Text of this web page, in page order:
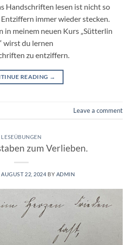
Handschriften lesen ist nicht so
immer wieder stecken.
in meinem neuen Kurs „Sütterlin
wirst du lernen
zu entziffern.
READING →
Leave a comment
LESEÜBUNGEN
zum Verlieben.
AUGUST 22, 2024 BY ADMIN